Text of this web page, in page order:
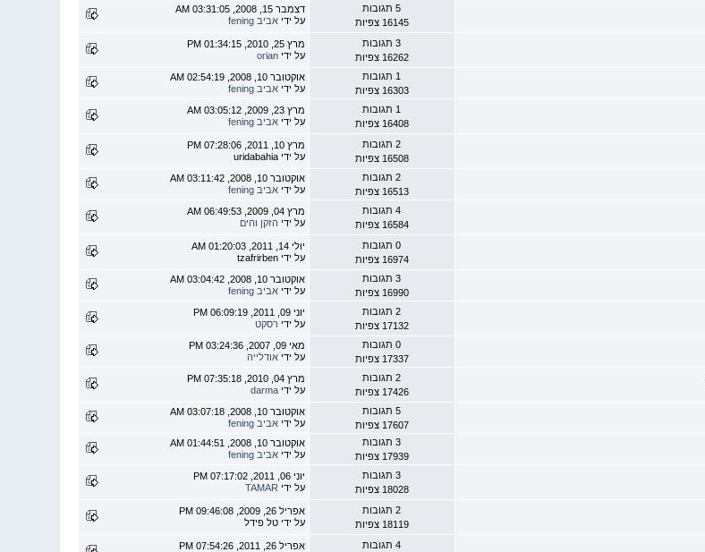
5 תגובות
16145 צפיות
דצמבר 15, 2008, 03:31:05 AM
על ידיאביב fening
3 תגובות
16262 צפיות
מרץ 25, 2010, 01:34:15 PM
על ידיorian
1 תגובות
16303 צפיות
אוקטובר 10, 2008, 02:54:19 AM
על ידיאביב fening
1 תגובות
16408 צפיות
מרץ 23, 2009, 03:05:12 AM
על ידיאביב fening
2 תגובות
16508 צפיות
מרץ 10, 2011, 07:28:06 PM
על ידי uridabahia
2 תגובות
16513 צפיות
אוקטובר 10, 2008, 03:11:42 AM
על ידיאביב fening
4 תגובות
16584 צפיות
מרץ 04, 2009, 06:49:53 AM
על ידי הזקן והים
0 תגובות
16974 צפיות
יולי 14, 2011, 01:20:03 AM
על ידי tzafrirben
3 תגובות
16990 צפיות
אוקטובר 10, 2008, 03:04:42 AM
על ידיאביב fening
2 תגובות
17132 צפיות
יוני 09, 2011, 06:09:19 PM
על ידי רסקט
0 תגובות
17337 צפיות
מאי 09, 2007, 03:24:36 PM
על ידיאודלייה
2 תגובות
17426 צפיות
מרץ 04, 2010, 07:35:18 PM
על ידיdarma
5 תגובות
17607 צפיות
אוקטובר 10, 2008, 03:07:18 AM
על ידיאביב fening
3 תגובות
17939 צפיות
אוקטובר 10, 2008, 01:44:51 AM
על ידיאביב fening
3 תגובות
18028 צפיות
יוני 06, 2011, 07:17:02 PM
על ידי TAMAR
2 תגובות
18119 צפיות
אפריל 26, 2009, 09:46:08 PM
על ידי טל פידל
4 תגובות
אפריל 26, 2011, 07:54:26 PM